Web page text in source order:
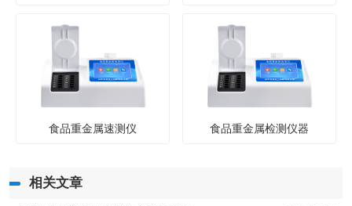
食品重金属速测仪 食品重金属检测仪器
相关文章